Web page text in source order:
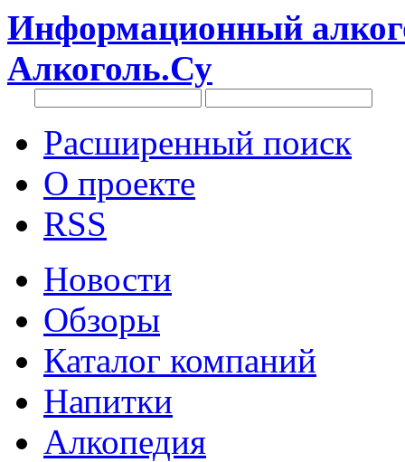
Информационный
Алкоголь.Су
Расширенный поиск
О проекте
RSS
Новости
Обзоры
Каталог компаний
Напитки
Алкопедия